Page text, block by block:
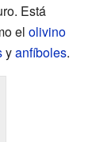
Está
el olivino
yanfíboles.